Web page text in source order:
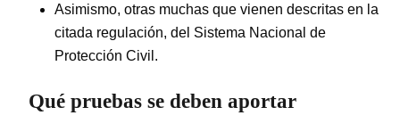
Asimismo, otras muchas que vienen descritas en la
citada regulación, del Sistema Nacional de
Protección Civil.
Qué pruebas se deben aportar